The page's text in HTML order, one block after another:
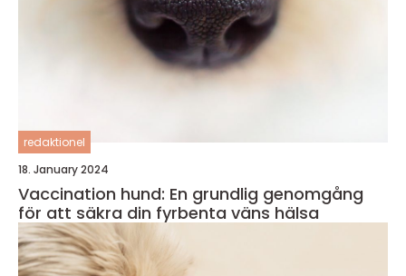
redaktionel
18. January 2024
Vaccination hund: En grundlig genomgång
för att säkra din fyrbenta väns hälsa